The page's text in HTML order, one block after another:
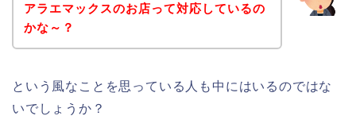
アラエマックスのお店って対応しているの
かな～？
という風なことを思っている人も中にはいるのではな
いでしょうか？